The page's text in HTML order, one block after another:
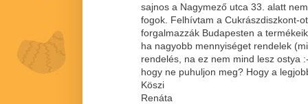
sajnos a Nagymező utca 33. alatt
fogok. Felhívtam a Cukrászdiszkont-
forgalmazzák Budapesten a
ha nagyobb mennyiséget rendelek
rendelés, na ez nem mind lesz ostya
hogy ne puhuljon meg? Hogy a
Köszi
Renáta